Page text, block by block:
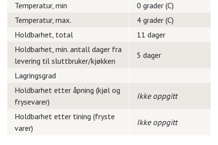
Temperatur, min
0 grader (C)
Temperatur, max.
4 grader (C)
Holdbarhet, total
11 dager
Holdbarhet, min. antall dager fra
levering til sluttbruker/kjøkken
5 dager
Lagringsgrad
Holdbarhet etter åpning (kjøl og
frysevarer)
Ikke oppgitt
Holdbarhet etter tining (fryste
varer)
Ikke oppgitt